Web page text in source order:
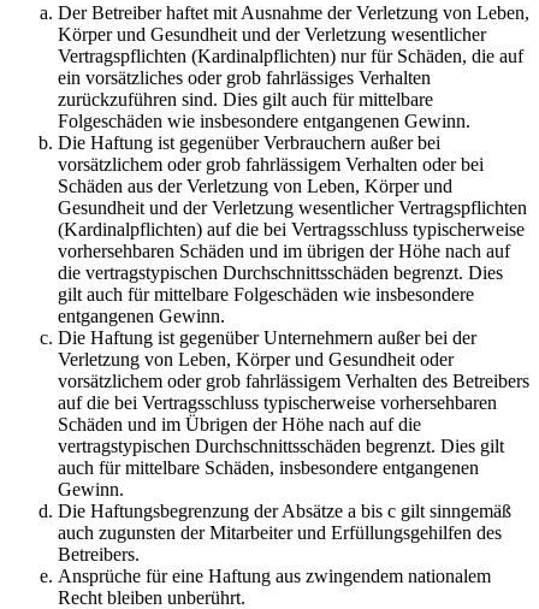
Der Betreiber haftet mit Ausnahme der Verletzung von Leben,
Körper und Gesundheit und der Verletzung wesentlicher
Vertragspflichten (Kardinalpflichten) nur für Schäden, die auf
ein vorsätzliches oder grob fahrlässiges Verhalten
zurückzuführen sind. Dies gilt auch für mittelbare
Folgeschäden wie insbesondere entgangenen Gewinn.
Die Haftung ist gegenüber Verbrauchern außer bei
vorsätzlichem oder grob fahrlässigem Verhalten oder bei
Schäden aus der Verletzung von Leben, Körper und
Gesundheit und der Verletzung wesentlicher Vertragspflichten
(Kardinalpflichten) auf die bei Vertragsschluss typischerweise
vorhersehbaren Schäden und im übrigen der Höhe nach auf
die vertragstypischen Durchschnittsschäden begrenzt. Dies
gilt auch für mittelbare Folgeschäden wie insbesondere
entgangenen Gewinn.
Die Haftung ist gegenüber Unternehmern außer bei der
Verletzung von Leben, Körper und Gesundheit oder
vorsätzlichem oder grob fahrlässigem Verhalten des Betreibers
auf die bei Vertragsschluss typischerweise vorhersehbaren
Schäden und im Übrigen der Höhe nach auf die
vertragstypischen Durchschnittsschäden begrenzt. Dies gilt
auch für mittelbare Schäden, insbesondere entgangenen
Gewinn.
Die Haftungsbegrenzung der Absätze a bis c gilt sinngemäß
auch zugunsten der Mitarbeiter und Erfüllungsgehilfen des
Betreibers.
Ansprüche für eine Haftung aus zwingendem nationalem
Recht bleiben unberührt.